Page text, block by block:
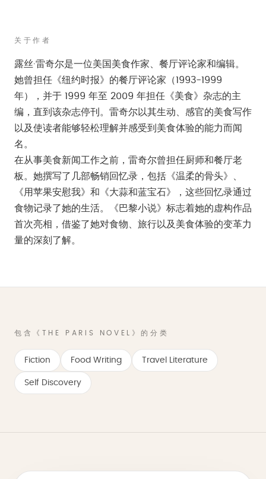
关于作者
露丝·雷奇尔是一位美国美食作家、餐厅评论家和编辑。
她曾担任《纽约时报》的餐厅评论家（1993-1999
年），并于 1999 年至 2009 年担任《美食》杂志的主
编，直到该杂志停刊。雷奇尔以其生动、感官的美食写作
以及使读者能够轻松理解并感受到美食体验的能力而闻
名。
在从事美食新闻工作之前，雷奇尔曾担任厨师和餐厅老
板。她撰写了几部畅销回忆录，包括《温柔的骨头》、
《用苹果安慰我》和《大蒜和蓝宝石》，这些回忆录通过
食物记录了她的生活。《巴黎小说》标志着她的虚构作品
首次亮相，借鉴了她对食物、旅行以及美食体验的变革力
量的深刻了解。
包含《THE PARIS NOVEL》的分类
Fiction Food Writing Travel Literature
Self Discovery